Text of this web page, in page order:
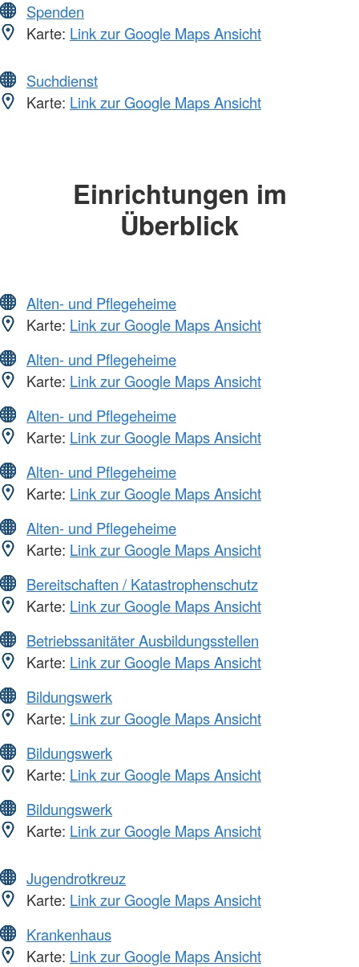
Spenden
Karte: Link zur Google Maps Ansicht
Suchdienst
Karte: Link zur Google Maps Ansicht
Einrichtungen im
Überblick
Alten- und Pflegeheime
Karte: Link zur Google Maps Ansicht
Alten- und Pflegeheime
Karte: Link zur Google Maps Ansicht
Alten- und Pflegeheime
Karte: Link zur Google Maps Ansicht
Alten- und Pflegeheime
Karte: Link zur Google Maps Ansicht
Alten- und Pflegeheime
Karte: Link zur Google Maps Ansicht
Bereitschaften / Katastrophenschutz
Karte: Link zur Google Maps Ansicht
Betriebssanitäter Ausbildungsstellen
Karte: Link zur Google Maps Ansicht
Bildungswerk
Karte: Link zur Google Maps Ansicht
Bildungswerk
Karte: Link zur Google Maps Ansicht
Bildungswerk
Karte: Link zur Google Maps Ansicht
Jugendrotkreuz
Karte: Link zur Google Maps Ansicht
Krankenhaus
Karte: Link zur Google Maps Ansicht